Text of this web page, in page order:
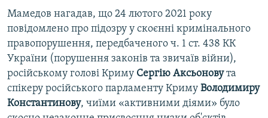
Мамедов нагадав, що 24 лютого 2021 року
повідомлено про підозру у скоєнні кримінального
правопорушення, передбаченого ч. 1 ст. 438 КК
України (порушення законів та звичаїв війни),
російському голові Криму Сергію Аксьоновута
спікеру російського парламенту Криму Володимиру
Константинову, чиїми «активними діями» було